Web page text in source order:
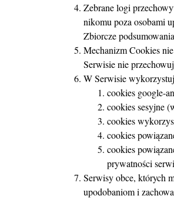
Zebrane logi
nikomu poza osobami
Zbiorcze
Mechanizm Cookies
Serwisie nie
W Serwisie
cookies google-
cookies sesyjne
cookies
cookies
cookies
prywatności
Serwisy obce, których
upodobaniom i